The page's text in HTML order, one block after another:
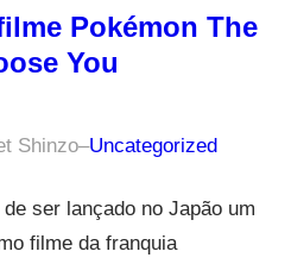
Pokémon The
You
Shinzo–Uncategorized
ser lançado no Japão um
filme da franquia